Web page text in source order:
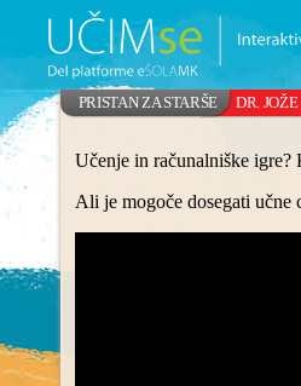
PRISTAN ZA STARŠE DR.
Učenje in računalniške igre?
Ali je mogoče dosegati